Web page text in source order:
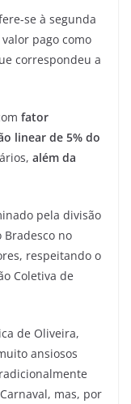
se à segunda
pago como
correspondeu a
fator
linear de 5% do
além da
pela divisão
no
respeitando o
Coletiva de
de Oliveira,
ansiosos
mas, por